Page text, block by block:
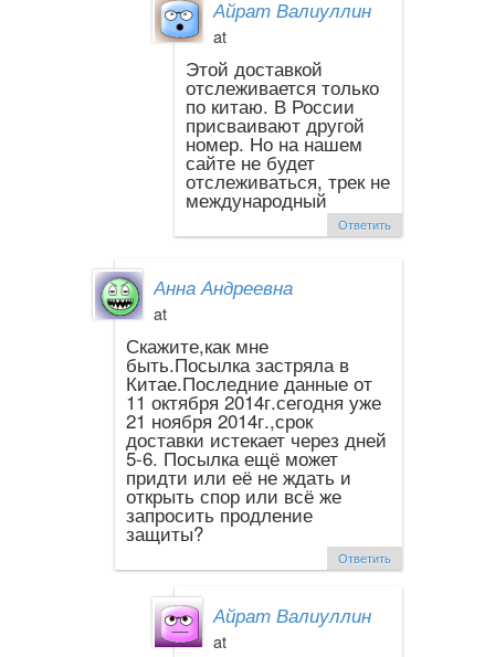
Айрат Валиуллин
at
Этой доставкой
отслеживается только
по китаю. В России
присваивают другой
номер. Но на нашем
сайте не будет
отслеживаться, трек не
международный
Ответить
Анна Андреевна
at
Скажите,как мне
быть.Посылка застряла в
Китае.Последние данные от
11 октября 2014г.сегодня уже
21 ноября 2014г.,срок
доставки истекает через дней
5-6. Посылка ещё может
придти или её не ждать и
открыть спор или всё же
запросить продление
защиты?
Ответить
Айрат Валиуллин
at